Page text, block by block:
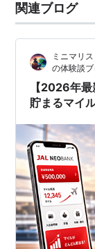
関連ブログ
ミニマリ
の体験談
【2026年
貯まるマイ